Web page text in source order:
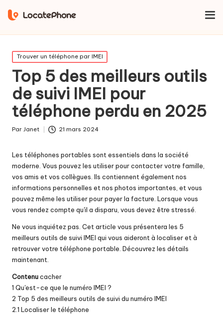
Maison Trouver un téléphone par IMEI
outils de suivi IMEI pour téléphone perdu en 2025
Publié
dans
Trouver un téléphone par IMEI
Top 5 des meilleurs outils
de suivi IMEI pour
téléphone perdu en 2025
Publié
Par Janet 21 mars 2024
Les téléphones portables sont essentiels dans la société
moderne. Vous pouvez les utiliser pour contacter votre famille,
vos amis et vos collègues. Ils contiennent également nos
informations personnelles et nos photos importantes, et vous
pouvez même les utiliser pour payer la facture. Lorsque vous
vous rendez compte qu'il a disparu, vous devez être stressé.
Ne vous inquiétez pas. Cet article vous présentera les 5
meilleurs outils de suivi IMEI qui vous aideront à localiser et à
retrouver votre téléphone portable. Découvrez les détails
maintenant.
Contenucacher
1 Qu'est-ce que le numéro IMEI ?
2 Top 5 des meilleurs outils de suivi du numéro IMEI
2.1 Localiser le téléphone